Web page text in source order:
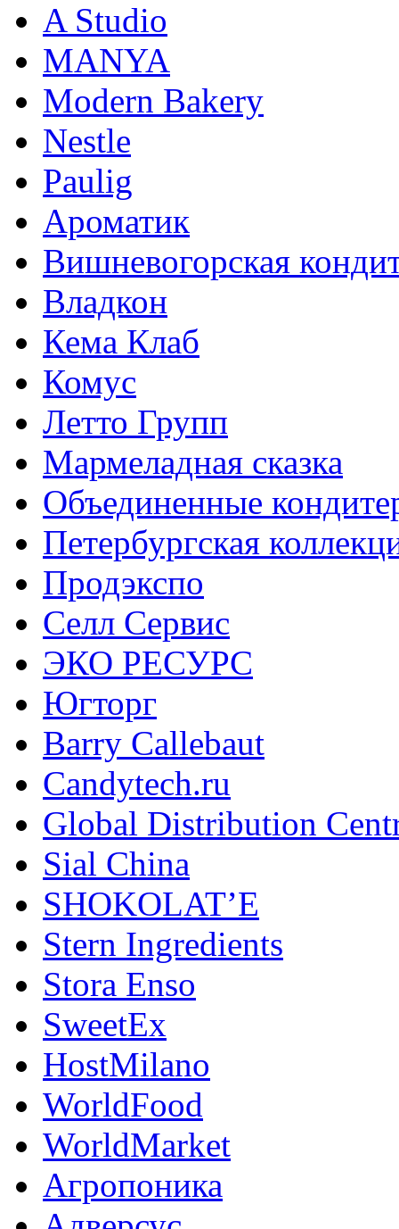
A Studio
MANYA
Modern Bakery
Nestle
Paulig
Ароматик
Вишневогорская
Владкон
Кема Клаб
Комус
Летто Групп
Мармеладная сказка
Объединенные
Петербургская
Продэкспо
Селл Сервис
ЭКО РЕСУРС
Югторг
Barry Callebaut
Candytech.ru
Global Distribution
Sial China
SHOKOLAT’E
Stern Ingredients
Stora Enso
SweetEx
HostMilano
WorldFood
WorldMarket
Агропоника